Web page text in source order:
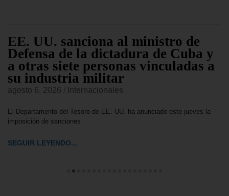
EE. UU. sanciona al ministro de
Defensa de la dictadura de Cuba y
a otras siete personas vinculadas a
su industria militar
agosto 6, 2026 Internacionales
El Departamento del Tesoro de EE. UU. ha anunciado este jueves la
imposición de sanciones
SEGUIR LEYENDO...